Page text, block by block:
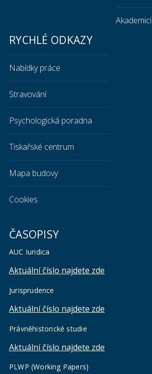
Akademici
RYCHLÉ ODKAZY
Nabídky práce
Stravování
Psychologická poradna
Tiskařské centrum
Mapa budovy
Cookies
ČASOPISY
AUC Iuridica
Aktuální číslo najdete zde
Jurisprudence
Aktuální číslo najdete zde
Právněhistorické studie
Aktuální číslo najdete zde
PLWP (Working Papers)